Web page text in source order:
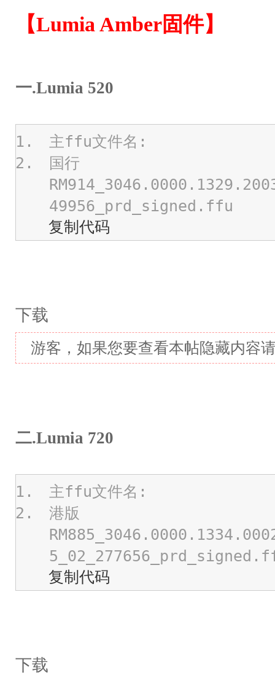
【Lumia Amber固件】
一.Lumia 520
主ffu文件名:
国行
49956_prd_signed.ffu
复制代码
下载
游客，如果您要查看本帖隐藏内容
二.Lumia 720
主ffu文件名:
港版
复制代码
下载